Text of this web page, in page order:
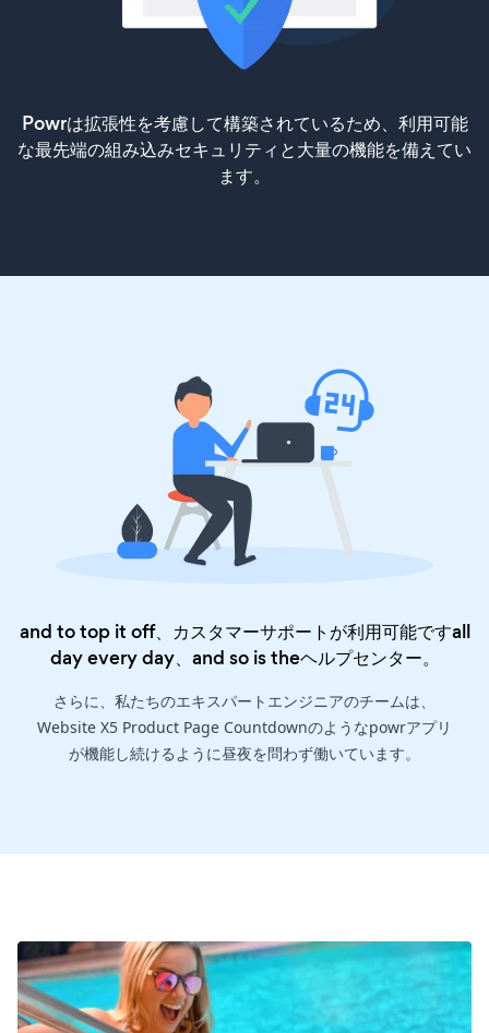
Powrは拡張性を考慮して構築されているため、利用可能
な最先端の組み込みセキュリティと大量の機能を備えてい
ます。
and to top it off、カスタマーサポートが利用可能ですall
day every day、and so is theヘルプセンター。
さらに、私たちのエキスパートエンジニアのチームは、
Website X5 Product Page Countdownのようなpowrアプリ
が機能し続けるように昼夜を問わず働いています。